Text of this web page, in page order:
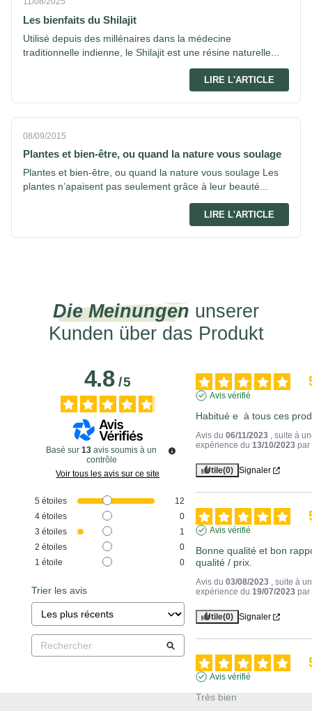
Les bienfaits du Shilajit
Utilisé depuis des millénaires dans la médecine
traditionnelle indienne, le Shilajit est une résine naturelle...
LIRE L'ARTICLE
08/09/2015
Plantes et bien-être, ou quand la nature vous soulage
Plantes et bien-être, ou quand la nature vous soulage Les
plantes n’apaisent pas seulement grâce à leur beauté...
LIRE L'ARTICLE
Die Meinungen unserer
Kunden über das Produkt
4.8/5
Basé sur13 avis soumis à un
contrôle
Voir tous les avis sur ce site
5 étoiles
12
4 étoiles
0
3 étoiles
1
2 étoiles
0
1 étoile 0
Trier les avis
Avis vérifié
Habitué e  à tous ces
Avis du06/11/2023 , suite à
expérience du13/10/2023 par
Utile(0) Signaler
Avis vérifié
Bonne qualité et bon
qualité / prix.
Avis du03/08/2023 , suite à
expérience du19/07/2023 par
Utile(0) Signaler
Avis vérifié
Très bien